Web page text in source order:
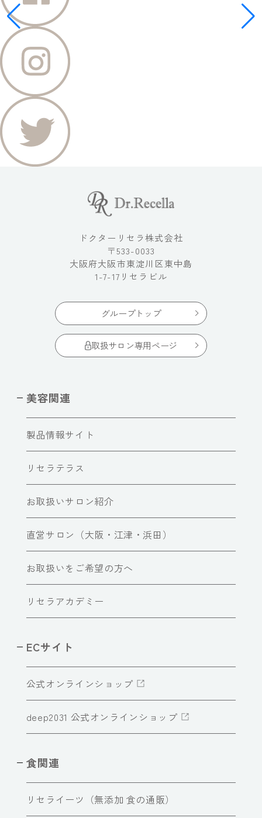
ドクターリセラ株式会社
〒533-0033
大阪府大阪市東淀川区東中島
1-7-17リセラビル
グループトップ
取扱サロン専用ページ
美容関連
製品情報サイト
リセラテラス
お取扱いサロン紹介
直営サロン（大阪・江津・浜田）
お取扱いをご希望の方へ
リセラアカデミー
ECサイト
公式オンラインショップ
deep2031 公式オンラインショップ
食関連
リセライーツ（無添加 食の通販）